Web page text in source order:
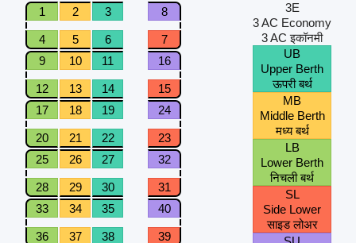
1
2 3 8
4 5 6
7
9
10 11 16
12 13 14
15
17
18 19 24
20 21 22
23
25
26 27 32
28 29 30
31
33
34 35 40
36 37 38
39
3E
3 AC Economy
3 AC इकॉनमी
UB
Upper Berth
ऊपरी बर्थ
MB
Middle Berth
मध्य बर्थ
LB
Lower Berth
निचली बर्थ
SL
Side Lower
साइड लोअर